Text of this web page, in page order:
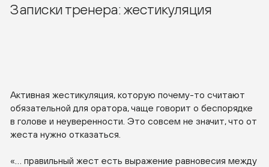
Записки тренера: жестикуляция
Активная жестикуляция, которую почему-то считают
обязательной для оратора, чаще говорит о беспорядке
в голове и неуверенности. Это совсем не значит, что от
жеста нужно отказаться.
«… правильный жест есть выражение равновесия между